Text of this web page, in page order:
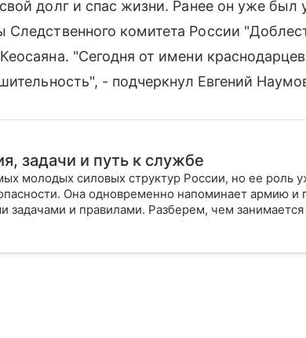
долг и спас жизни. Ранее он уже был
Следственного комитета России
"Сегодня от имени
- подчеркнул Евгений
задачи и путь к службе
молодых силовых структур России, но ее роль
Она одновременно напоминает армию и
задачами и правилами. Разберем, чем